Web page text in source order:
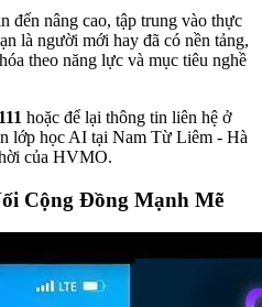
đến nâng cao, tập trung vào thực
là người mới hay đã có nền tảng,
theo năng lực và mục tiêu nghề
hoặc để lại thông tin liên hệ ở
lớp học AI tại Nam Từ Liêm - Hà
của HVMO.
Cộng Đồng Mạnh Mẽ